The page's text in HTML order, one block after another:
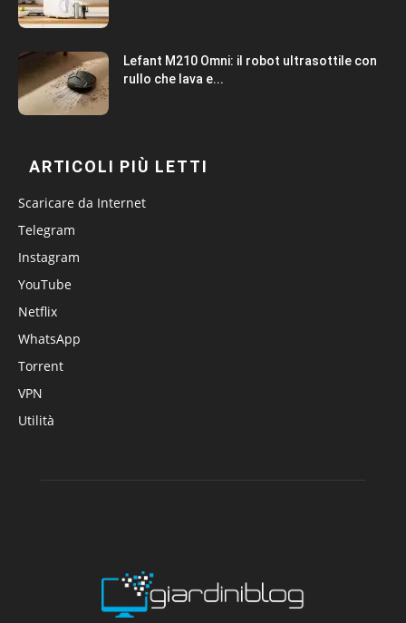
Lefant M210 Omni: il robot ultrasottile con
rullo che lava e...
ARTICOLI PIÙ LETTI
Scaricare da Internet
Telegram
Instagram
YouTube
Netflix
WhatsApp
Torrent
VPN
Utilità